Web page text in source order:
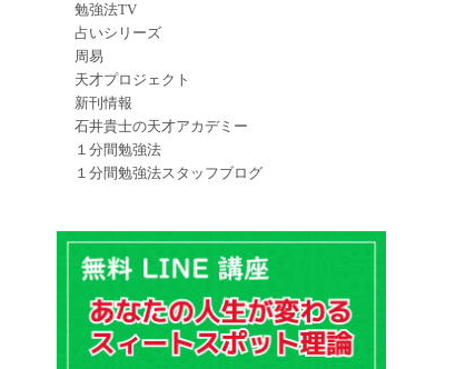
勉強法TV
占いシリーズ
周易
天才プロジェクト
新刊情報
石井貴士の天才アカデミー
１分間勉強法
１分間勉強法スタッフブログ